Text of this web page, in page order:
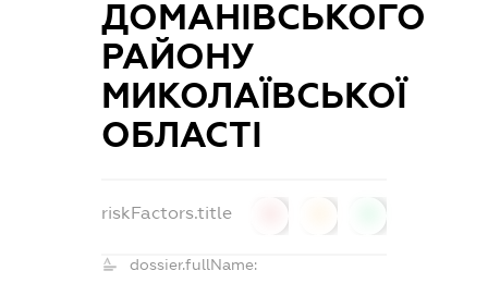
ДОМАНІВСЬКОГО
РАЙОНУ
МИКОЛАЇВСЬКОЇ
ОБЛАСТІ
riskFactors.title
dossier.fullName: